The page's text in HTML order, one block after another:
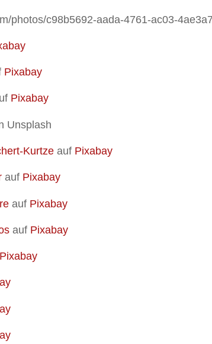
photos/c98b5692-aada-4761-ac03-
Pixabay
Pixabay
Unsplash
Kurtze auf Pixabay
auf Pixabay
auf Pixabay
auf Pixabay
Pixabay